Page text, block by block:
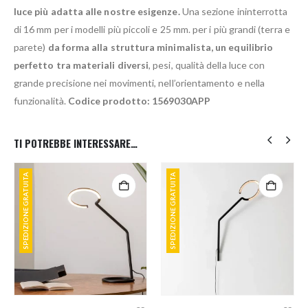
luce più adatta alle nostre esigenze.Una sezione ininterrotta
di 16 mm per i modelli più piccoli e 25 mm. per i più grandi (terra e
parete) da forma alla struttura minimalista, un equilibrio
perfetto tra materiali diversi, pesi, qualità della luce con
grande precisione nei movimenti, nell’orientamento e nella
funzionalità. Codice prodotto: 1569030APP
TI POTREBBE INTERESSARE…
SPEDIZIONE GRATUITA SPEDIZIONE GRATUITA